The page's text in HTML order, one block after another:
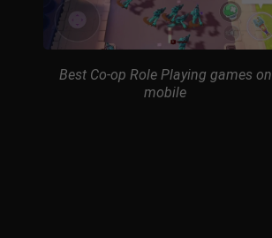
Best Co-op Role Playing games on
mobile